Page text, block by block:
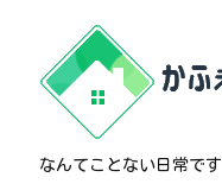
なんてことない日常です